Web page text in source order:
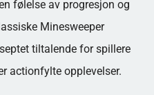
følelse av progresjon og
Minesweeper
tiltalende for spillere
actionfylte opplevelser.